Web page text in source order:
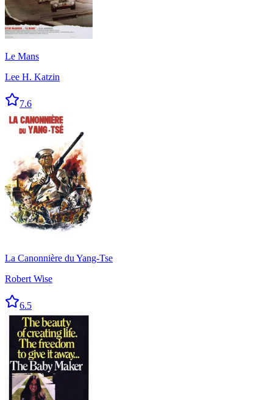
Le Mans
Lee H. Katzin
7.6
La Canonnière du Yang-Tse
Robert Wise
6.5